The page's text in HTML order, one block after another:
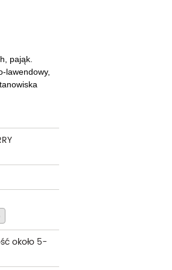
pająk.
lawendowy,
około 5-